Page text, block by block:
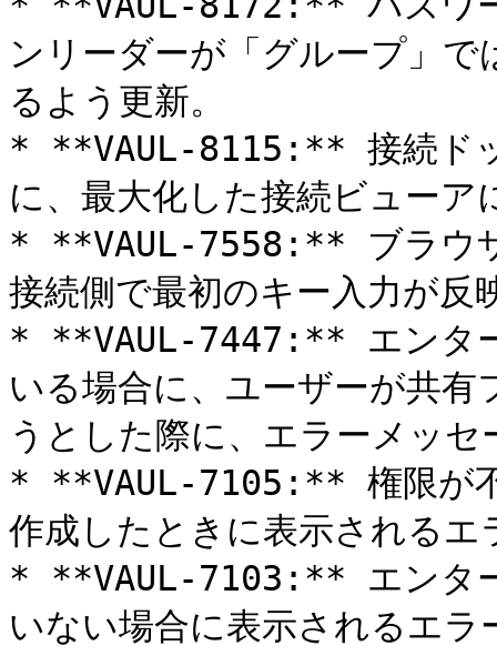
ンリーダーが「グループ」
るよう更新。
* **VAUL-8115:** 接続ドッ
に、最大化した接続ビューア
* **VAUL-7558:** ブラウザ
接続側で最初のキー入力が反
* **VAUL-7447:** エンター
いる場合に、ユーザーが共
うとした際に、エラーメッ
* **VAUL-7105:** 権限が不
作成したときに表示される
* **VAUL-7103:** エンター
いない場合に表示されるエ